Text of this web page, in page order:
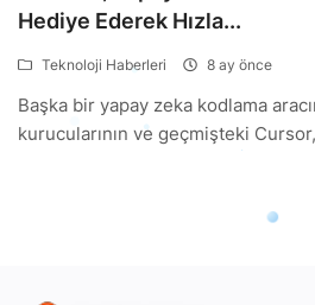
Hediye Ederek Hızla...
Teknoloji Haberleri 8 ay önce
Başka bir yapay zeka kodlama
kurucularının ve geçmişteki